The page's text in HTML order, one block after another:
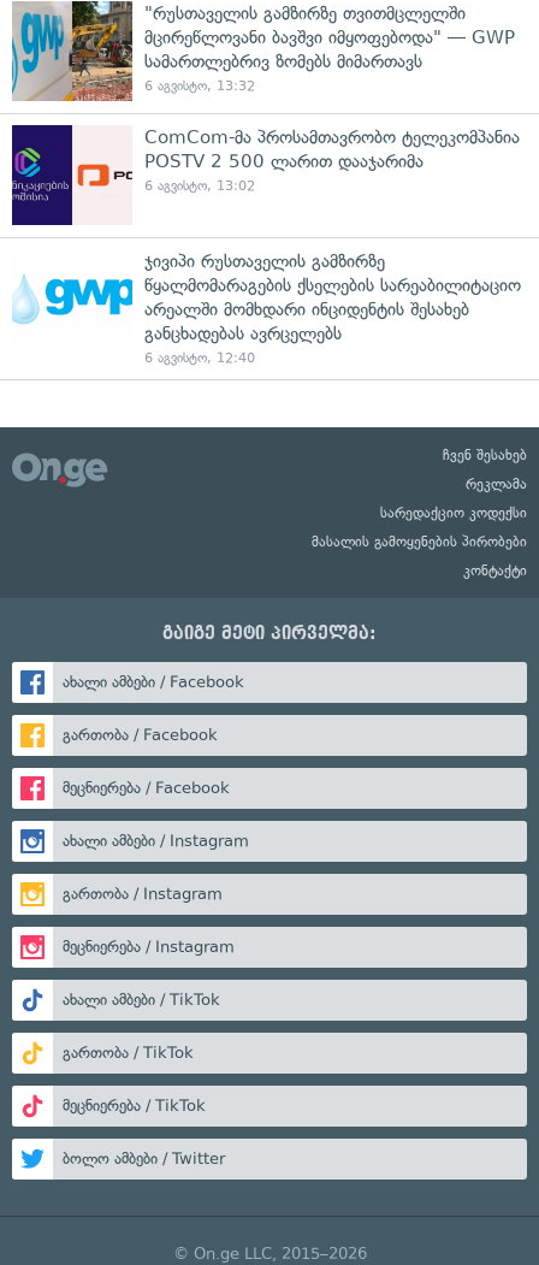
"რუსთაველის გამზირზე თვითმცლელში
მცირეწლოვანი ბავშვი იმყოფებოდა" — GWP
სამართლებრივ ზომებს მიმართავს
6 აგვისტო, 13:32
ComCom-მა პროსამთავრობო ტელეკომპანია
POSTV 2 500 ლარით დააჯარიმა
6 აგვისტო, 13:02
ჯივიპი რუსთაველის გამზირზე
წყალმომარაგების ქსელების სარეაბილიტაციო
არეალში მომხდარი ინციდენტის შესახებ
განცხადებას ავრცელებს
6 აგვისტო, 12:40
ჩვენ შესახებ
რეკლამა
სარედაქციო კოდექსი
მასალის გამოყენების პირობები
კონტაქტი
გაიგე მეტი პირველმა:
ახალი ამბები / Facebook
გართობა / Facebook
მეცნიერება / Facebook
ახალი ამბები / Instagram
გართობა / Instagram
მეცნიერება / Instagram
ახალი ამბები / TikTok
გართობა / TikTok
მეცნიერება / TikTok
ბოლო ამბები / Twitter
© On.ge LLC, 2015–2026